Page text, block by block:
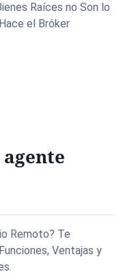
Raíces no Son lo
el Bróker
Remoto? Te
Ventajas y